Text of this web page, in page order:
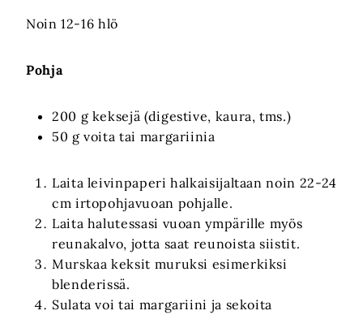
Noin 12-16 hlö
Pohja
200 g keksejä (digestive, kaura, tms.)
50 g voita tai margariinia
Laita leivinpaperi halkaisijaltaan noin 22-24
cm irtopohjavuoan pohjalle.
Laita halutessasi vuoan ympärille myös
reunakalvo, jotta saat reunoista siistit.
Murskaa keksit muruksi esimerkiksi
blenderissä.
Sulata voi tai margariini ja sekoita